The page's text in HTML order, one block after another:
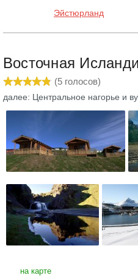
Эйстюрланд
Восточная
(5 голосов)
далее: Центральное нагорье и
на карте